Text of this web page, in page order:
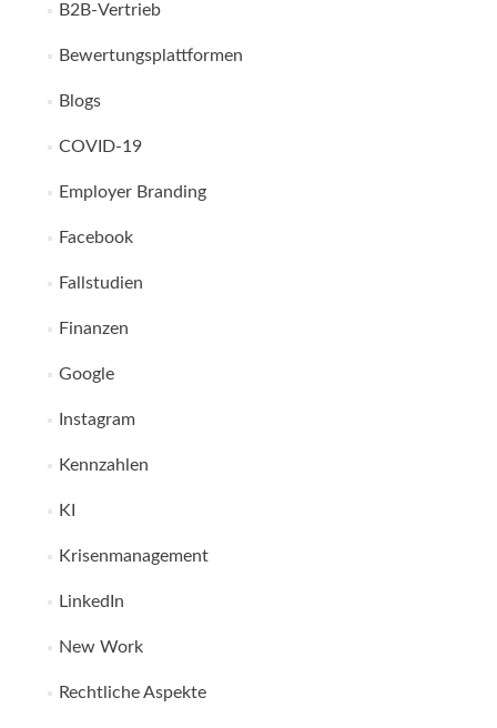
B2B-Vertrieb
Bewertungsplattformen
Blogs
COVID-19
Employer Branding
Facebook
Fallstudien
Finanzen
Google
Instagram
Kennzahlen
KI
Krisenmanagement
LinkedIn
New Work
Rechtliche Aspekte